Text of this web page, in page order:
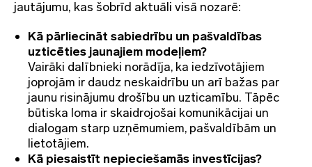
jautājumu, kas šobrīd aktuāli visā nozarē:
Kā pārliecināt sabiedrību un pašvaldības
uzticēties jaunajiem modeļiem?
Vairāki dalībnieki norādīja, ka iedzīvotājiem
joprojām ir daudz neskaidrību un arī bažas par
jaunu risinājumu drošību un uzticamību. Tāpēc
būtiska loma ir skaidrojošai komunikācijai un
dialogam starp uzņēmumiem, pašvaldībām un
lietotājiem.
Kā piesaistīt nepieciešamās investīcijas?